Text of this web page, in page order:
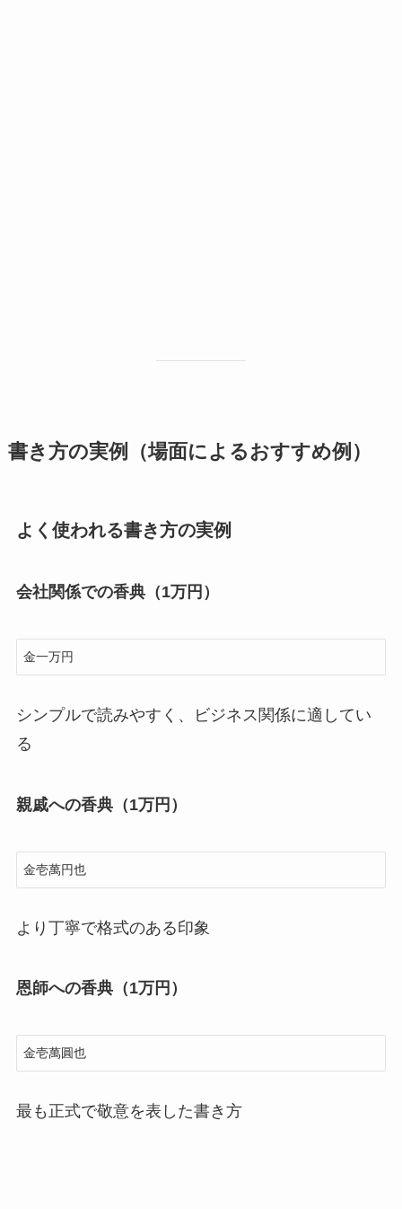
書き方の実例（場面によるおすすめ例）
よく使われる書き方の実例
会社関係での香典（1万円）
シンプルで読みやすく、ビジネス関係に適してい
る
親戚への香典（1万円）
金壱萬円也
より丁寧で格式のある印象
恩師への香典（1万円）
金壱萬圓也
最も正式で敬意を表した書き方